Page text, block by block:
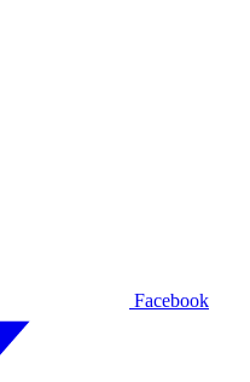
Facebook